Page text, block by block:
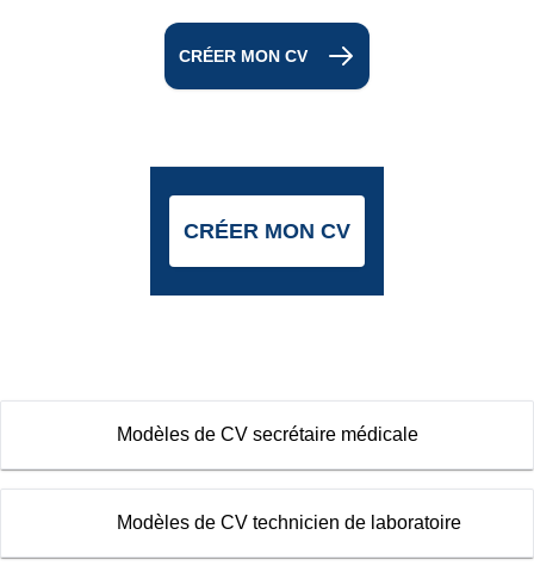
CRÉER MON CV
CRÉER MON CV
Modèles de CV secrétaire médicale
Modèles de CV technicien de laboratoire